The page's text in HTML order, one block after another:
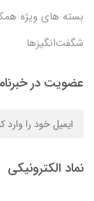
بسته های ویژه
شگفت‌انگیزها
عضویت در
نماد الکترونیکی